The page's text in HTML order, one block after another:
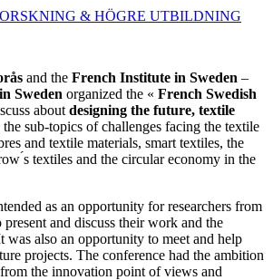
& HÖGRE UTBILDNING
and the French Institute in Sweden –
Sweden organized the « French Swedish
about designing the future, textile
sub-topics of challenges facing the textile
and textile materials, smart textiles, the
́s textiles and the circular economy in the
as an opportunity for researchers from
and discuss their work and the
was also an opportunity to meet and help
projects. The conference had the ambition
the innovation point of views and